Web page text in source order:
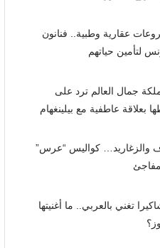
عقارية وطبية.. فنانون
لتأمين حياتهم
جمال العالم ترد على
بعلاقة عاطفية مع بيلينغهام
والزغاريد… كواليس “عرس”
تغني بالعربي.. ما أغنيتها